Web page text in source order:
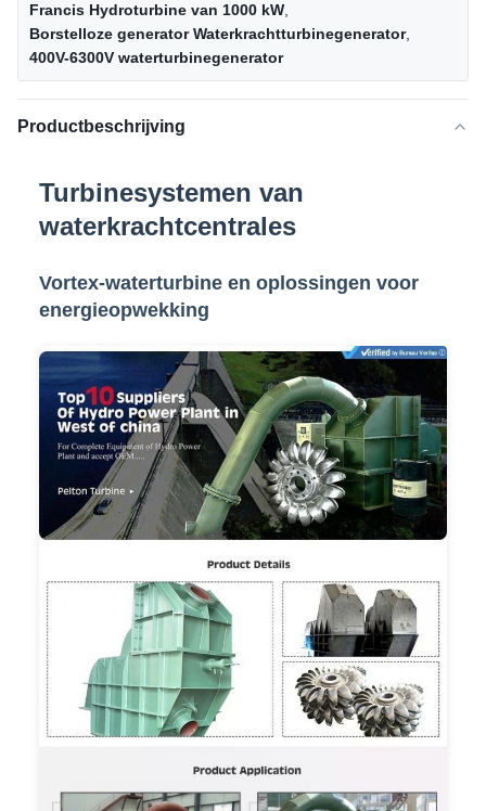
Francis Hydroturbine van 1000 kW
Borstelloze generator Waterkrachtturbinegenerator,
400V-6300V waterturbinegenerator
Productbeschrijving
Turbinesystemen van
waterkrachtcentrales
Vortex-waterturbine en oplossingen voor
energieopwekking